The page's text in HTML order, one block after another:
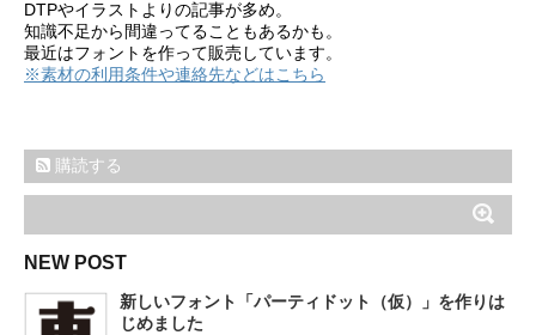
DTPやイラストよりの記事が多め。
知識不足から間違ってることもあるかも。
最近はフォントを作って販売しています。
※素材の利用条件や連絡先などはこちら
購読する
NEW POST
新しいフォント「パーティドット（仮）」を作りは
じめました